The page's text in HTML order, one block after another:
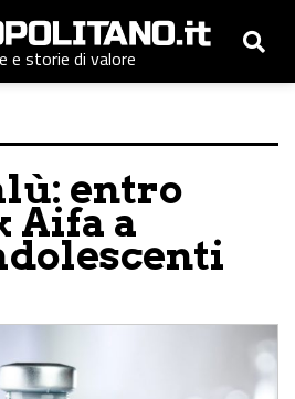
e storie di valore
entro
Aifa a